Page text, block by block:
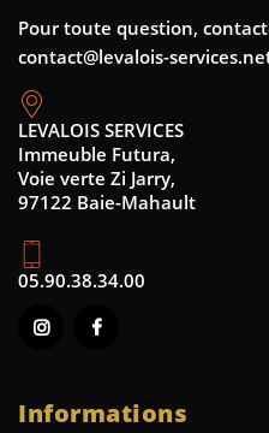
Pour toute question,
contact@levalois-
LEVALOIS SERVICES
Immeuble Futura,
Voie verte Zi Jarry,
97122 Baie-Mahault
05.90.38.34.00
Informations